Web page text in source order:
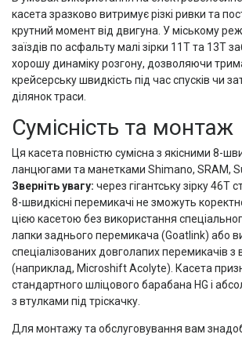
касета зразково витримує різкі ривки та
крутний момент від двигуна. У міському
заїздів по асфальту малі зірки 11Т та 13Т
хорошу динаміку розгону, дозволяючи
крейсерську швидкість під час спусків чи
ділянок траси.
Сумісність та монтаж
Ця касета повністю сумісна з якісними 8-
ланцюгами та манетками Shimano, SRAM,
Зверніть увагу: через гігантську зірку 46Т
8-швидкісні перемикачі не зможуть
цією касетою без використання
лапки заднього перемикача (Goatlink) або
спеціалізованих довголапих перемикачів
(наприклад, Microshift Acolyte). Касета
стандартного шліцового барабана HG і
з втулками під тріскачку.
Для монтажу та обслуговування вам